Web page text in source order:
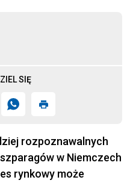
SIĘ
rozpoznawalnych
w Niemczech
rynkowy może